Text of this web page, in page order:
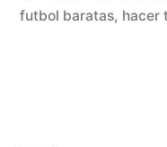
futbol baratas, hacer